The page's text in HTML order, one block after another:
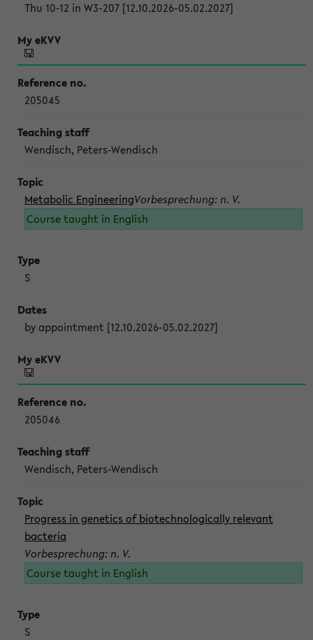
Thu 10-12 in W3-207 [12.10.2026-05.02.2027]
205045
Wendisch, Peters-Wendisch
Metabolic EngineeringVorbesprechung: n. V.
Course taught in English
S
by appointment [12.10.2026-05.02.2027]
205046
Wendisch, Peters-Wendisch
Progress in genetics of biotechnologically relevant
bacteria
Vorbesprechung: n. V.
Course taught in English
S